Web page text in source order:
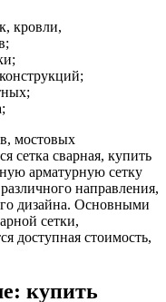
кровли,
мостовых
сетка сварная, купить
арматурную сетку
направления,
дизайна. Основными
сетки,
доступная стоимость,
купить